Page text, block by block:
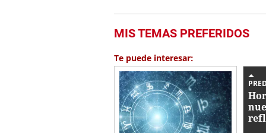
MIS TEMAS PREFERIDOS
Te puede interesar: